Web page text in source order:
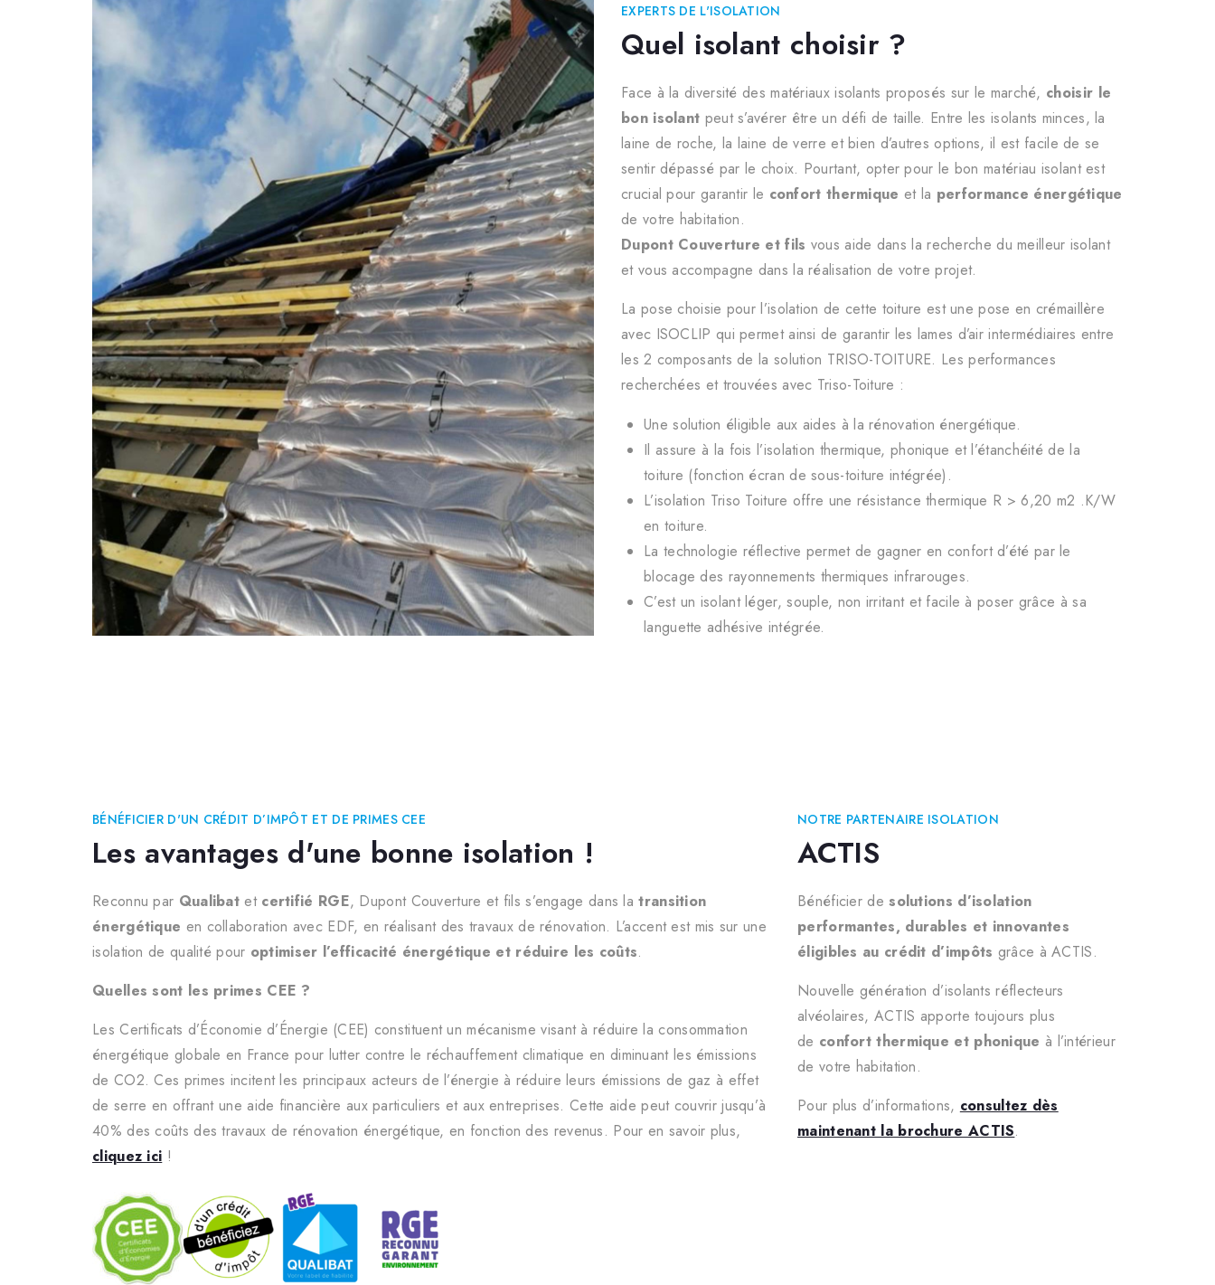
EXPERTS DE L'ISOLATION
Quel isolant choisir ?
Face à la diversité des matériaux isolants proposés sur le marché, choisir le
bon isolant peut s’avérer être un défi de taille. Entre les isolants minces, la
laine de roche, la laine de verre et bien d’autres options, il est facile de se
sentir dépassé par le choix. Pourtant, opter pour le bon matériau isolant est
crucial pour garantir le confort thermique et la performance énergétique
de votre habitation.
Dupont Couverture et fils vous aide dans la recherche du meilleur isolant
et vous accompagne dans la réalisation de votre projet.
La pose choisie pour l’isolation de cette toiture est une pose en crémaillère
avec ISOCLIP qui permet ainsi de garantir les lames d’air intermédiaires entre
les 2 composants de la solution TRISO-TOITURE. Les performances
recherchées et trouvées avec Triso-Toiture :
Une solution éligible aux aides à la rénovation énergétique.
Il assure à la fois l’isolation thermique, phonique et l’étanchéité de la
toiture (fonction écran de sous-toiture intégrée).
L’isolation Triso Toiture offre une résistance thermique R > 6,20 m2 .K/W
en toiture.
La technologie réflective permet de gagner en confort d’été par le
blocage des rayonnements thermiques infrarouges.
C’est un isolant léger, souple, non irritant et facile à poser grâce à sa
languette adhésive intégrée.
BÉNÉFICIER D'UN CRÉDIT D’IMPÔT ET DE PRIMES CEE
Les avantages d'une bonne isolation !
Reconnu par Qualibat et certifié RGE, Dupont Couverture et fils s’engage dans latransition
énergétique en collaboration avec EDF, en réalisant des travaux de rénovation. L’accent est mis sur une
isolation de qualité pour optimiser l’efficacité énergétique et réduire les coûts.
Quelles sont les primes CEE ?
Les Certificats d’Économie d’Énergie (CEE) constituent un mécanisme visant à réduire la consommation
énergétique globale en France pour lutter contre le réchauffement climatique en diminuant les émissions
de CO2. Ces primes incitent les principaux acteurs de l’énergie à réduire leurs émissions de gaz à effet
de serre en offrant une aide financière aux particuliers et aux entreprises. Cette aide peut couvrir jusqu’à
40% des coûts des travaux de rénovation énergétique, en fonction des revenus. Pour en savoir plus,
cliquez ici !
NOTRE PARTENAIRE ISOLATION
ACTIS
Bénéficier desolutions d’isolation
performantes, durables et innovantes
éligibles au crédit d’impôts grâce à ACTIS.
Nouvelle génération d’isolants réflecteurs
alvéolaires, ACTIS apporte toujours plus
de confort thermique et phonique à l’intérieur
de votre habitation.
Pour plus d’informations, consultez dès
maintenant la brochure ACTIS.